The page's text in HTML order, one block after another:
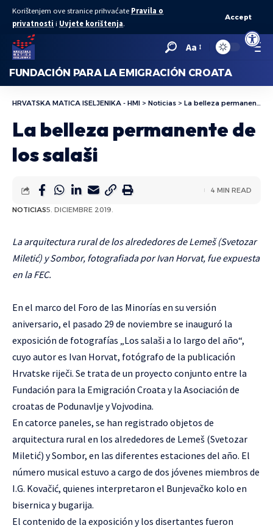
Abrir
Korištenjem ove stranice prihvaćate Pravila o
privatnosti i Uvjete korištenja.
Accept
Aa
FUNDACIÓN PARA LA EMIGRACIÓN CROATA
HRVATSKA MATICA ISELJENIKA - HMI > Noticias > La belleza permanente de los salaši
La belleza permanente de
los salaši
NOTICIAS5. DICIEMBRE 2019.
4 MIN READ
La arquitectura rural de los alrededores de Lemeš (Svetozar
Miletić) y Sombor, fotografiada por Ivan Horvat, fue expuesta
en la FEC.
En el marco del Foro de las Minorías en su versión
aniversario, el pasado 29 de noviembre se inauguró la
exposición de fotografías „Los salaši a lo largo del año“,
cuyo autor es Ivan Horvat, fotógrafo de la publicación
Hrvatske riječi. Se trata de un proyecto conjunto entre la
Fundación para la Emigración Croata y la Asociación de
croatas de Podunavlje y Vojvodina.
En catorce paneles, se han registrado objetos de
arquitectura rural en los alrededores de Lemeš (Svetozar
Miletić) y Sombor, en las diferentes estaciones del año. El
número musical estuvo a cargo de dos jóvenes miembros de
I.G. Kovačić, quienes interpretaron el Bunjevačko kolo en
bisernica y bugarija.
El contenido de la exposición y los disertantes fueron